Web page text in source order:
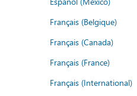
Français (Belgique)
Français (Canada)
Français (France)
Français (International)